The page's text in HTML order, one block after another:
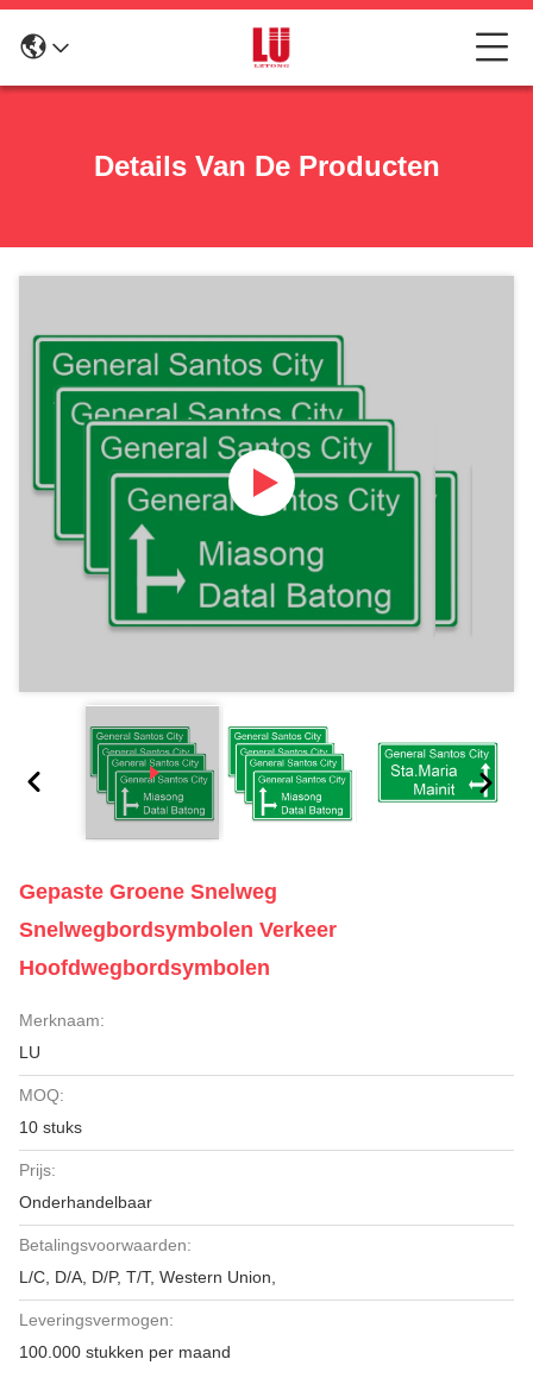
Details Van De Producten
Gepaste Groene Snelweg
Snelwegbordsymbolen Verkeer
Hoofdwegbordsymbolen
Merknaam:
LU
MOQ:
10 stuks
Prijs:
Onderhandelbaar
Betalingsvoorwaarden:
L/C, D/A, D/P, T/T, Western Union,
Leveringsvermogen:
100.000 stukken per maand